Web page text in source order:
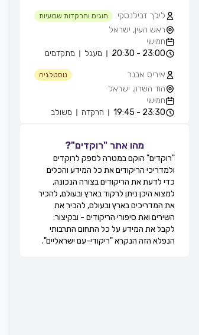
לילך דבילנסקי חוגים והרקדות שבועיות
ראש העין, ישראל
חמישי
23:00 - 20:30
מעגל מתקדמים
איריס אבנר נוסטלגיה
הוד השרון, ישראל
חמישי
23:30 - 19:45
הרקדה משולב
מועדון בריזה -גולדה, חולון, ישראל
חמישי
21:30 - 20:15
מעגל
מתקדמים
22:15 - 21:30
זוגות
מתקדמים
22:45 - 22:15
מעגל
מתקדמים
00:00 - 22:45
זוגות מתקדמים
גדי ביטון חוגים והרקדות שבועיות
מהו אתר "רוקדים"?
"רוקדים" הוקם במטרה לספק לרוקדים
ולמדריכי הריקודים את כל המידע והכלים
כדי לדעת את הריקודים בצורה הנכונה,
למצוא היכן ניתן לרקוד בארץ ובעולם, להכיר
את המדריכים בארץ ובעולם, להכיר את
השירים ואת סיפורי הריקודים - ובקיצור:
לקבל את המידע על כל התחום התרבותי
הנפלא הזה הנקרא "ריקודי-עם ישראליים".